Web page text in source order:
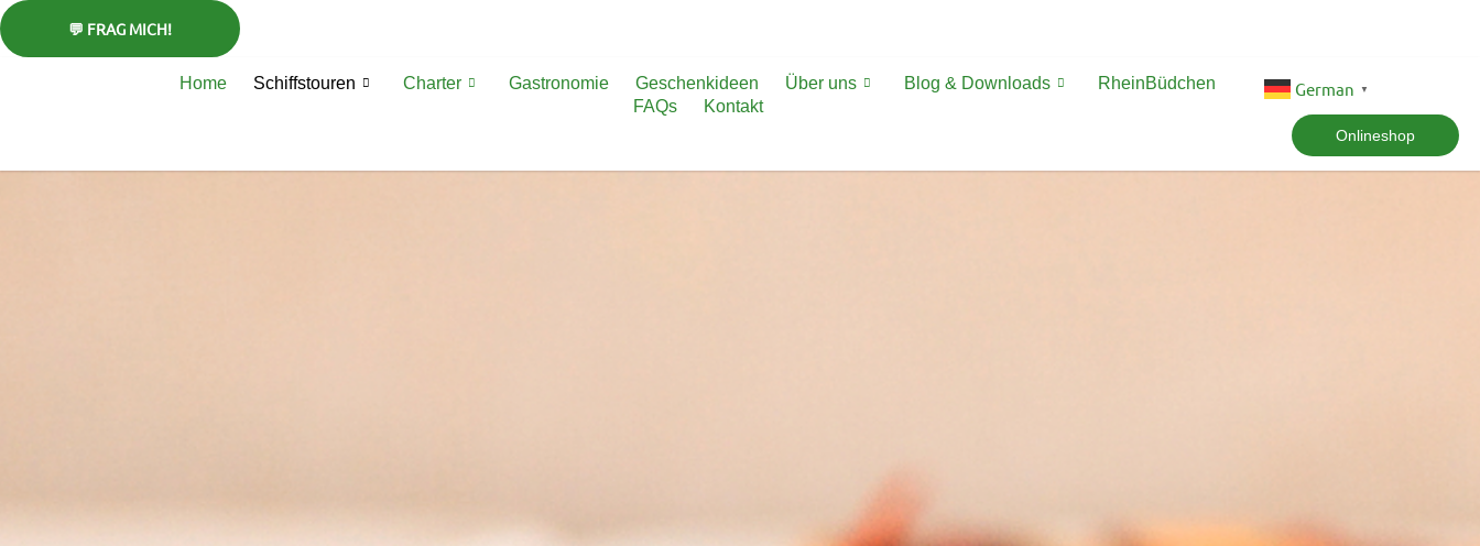
springen
Home Schiffstouren Charter Gastronomie Geschenkideen Über uns Blog & Downloads
RheinBüdchen
FAQs
Kontakt
German ▼
Onlineshop